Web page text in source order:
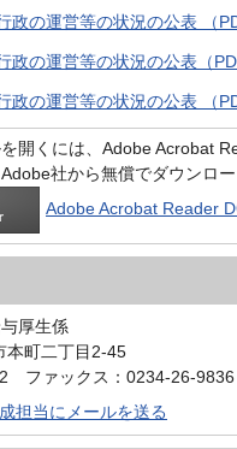
政の運営等の状況の公表 （
政の運営等の状況の公表（
政の運営等の状況の公表 （
開くには、Adobe Acrobat
社から無償でダウンロー
Adobe Acrobat Reader
厚生係
町二丁目2-45
ファックス：0234-26-9836
担当にメールを送る